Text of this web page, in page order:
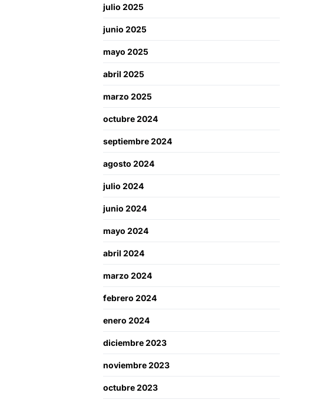
julio 2025
junio 2025
mayo 2025
abril 2025
marzo 2025
octubre 2024
septiembre 2024
agosto 2024
julio 2024
junio 2024
mayo 2024
abril 2024
marzo 2024
febrero 2024
enero 2024
diciembre 2023
noviembre 2023
octubre 2023